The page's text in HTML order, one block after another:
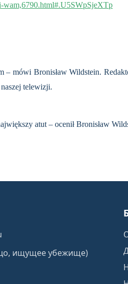
wam,6790.html#.U5SWpSjeXTp
mówi Bronisław Wildstein.
telewizji.
atut – ocenił Bronisław
ищущее убежище)